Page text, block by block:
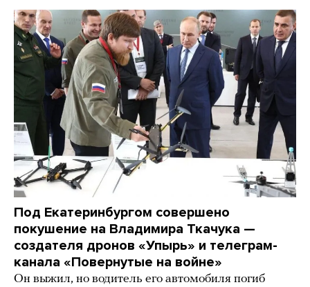
Под Екатеринбургом совершено
покушение на Владимира Ткачука —
создателя дронов «Упырь» и телеграм-
канала «Повернутые на войне»
Он выжил, но водитель его автомобиля погиб